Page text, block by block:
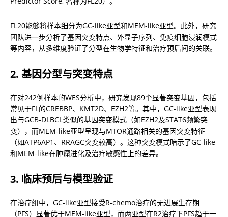
FL20能够将样本细分为GC-like亚型和MEM-like亚型。此外，研究
团队进一步分析了基因突变特点、外显子序列、免疫细胞浸润模式
等内容，从多维度验证了分型在生物学特征和治疗预后间的关联。
2. 基因分型与突变特点
在对242例样本的WES分析中，研究发现89个显著突变基因，包括
常见于FL的CREBBP、KMT2D、EZH2等。其中，GC-like亚型表现
出与GCB-DLBCL类似的基因突变模式（如EZH2及STAT6频繁突
变），而MEM-like亚型呈现与MTOR通路相关的基因突变特征
（如ATP6AP1、RRAGC突变较高）。这种突变模式暗示了GC-like
和MEM-like在肿瘤进化及治疗敏感性上的差异。
3. 临床预后与模型验证
在治疗组中，GC-like亚型接受R-chemo治疗的无进展生存期
（PFS）显著优于MEM-like亚型，而两亚型在R2治疗下PFS趋于一